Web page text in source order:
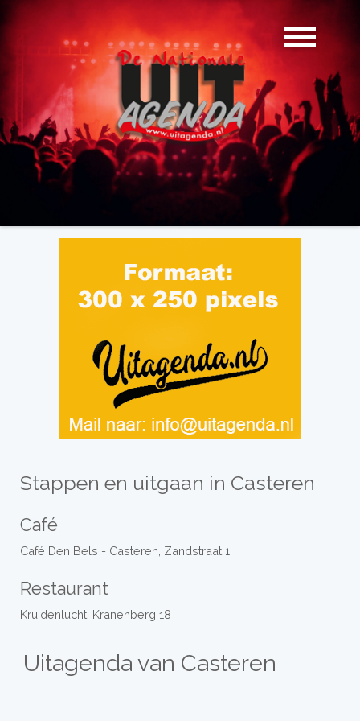
Stappen en uitgaan in Casteren
Café
Café Den Bels - Casteren, Zandstraat 1
Restaurant
Kruidenlucht, Kranenberg 18
Uitagenda van Casteren